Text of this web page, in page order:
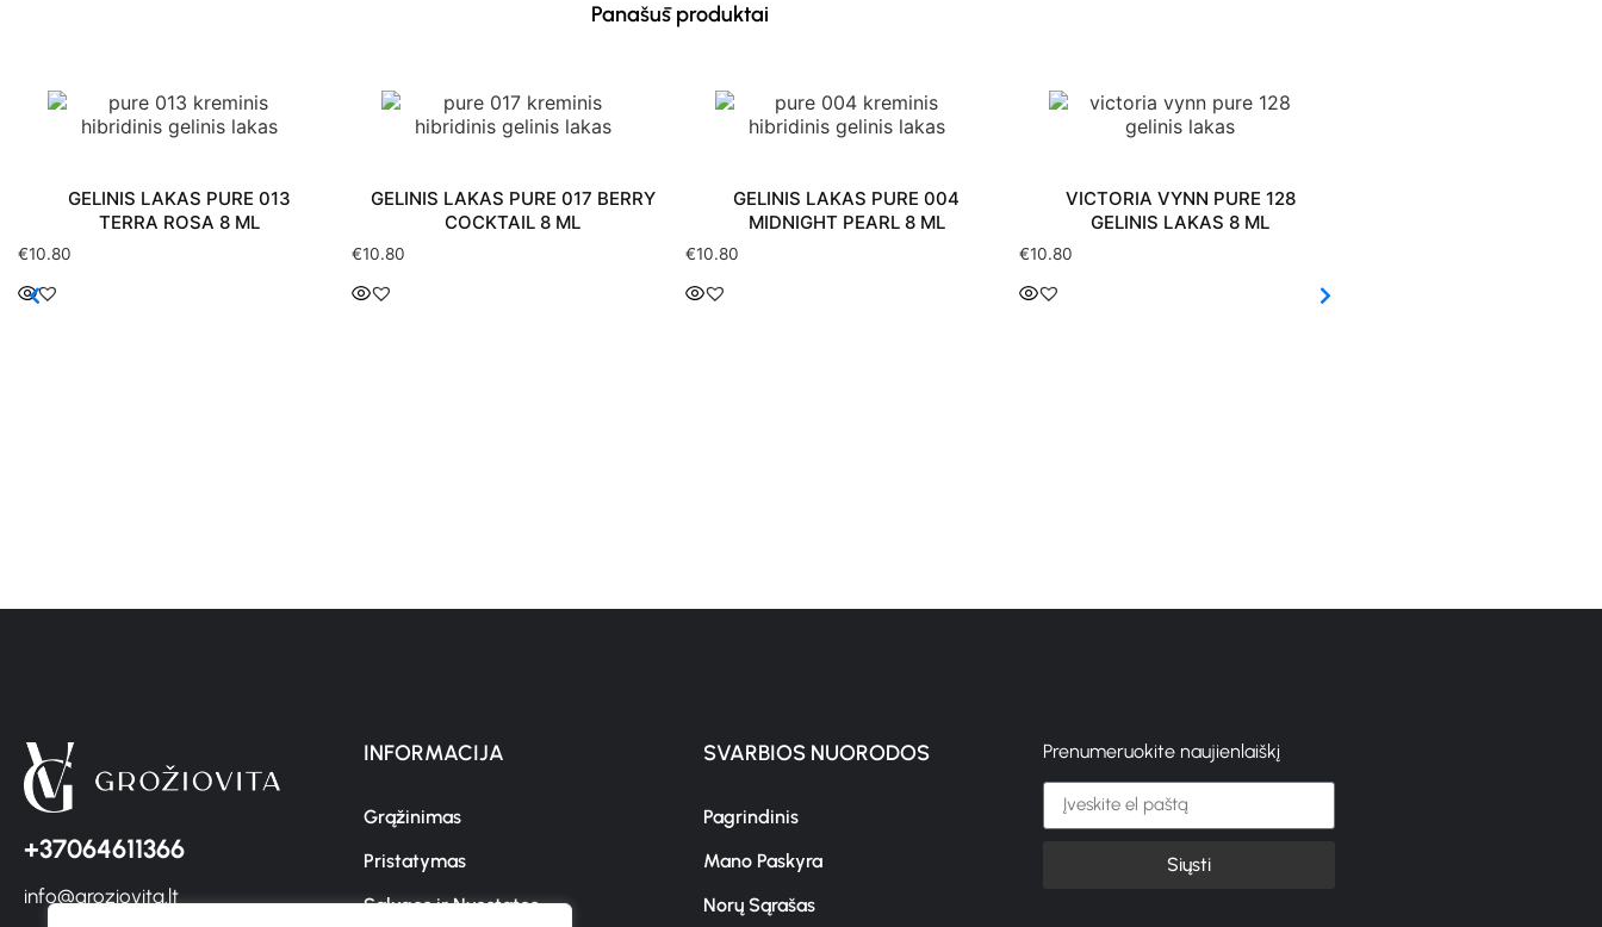
Panašūs produktai
GELINIS LAKAS PURE 013
TERRA ROSA 8 ML
€10.80
GELINIS LAKAS PURE 017 BERRY
COCKTAIL 8 ML
€10.80
GELINIS LAKAS PURE 004
MIDNIGHT PEARL 8 ML
€10.80
VICTORIA VYNN PURE 128
GELINIS LAKAS 8 ML
€10.80
+37064611366
info@groziovita.lt
INFORMACIJA
Grąžinimas
Pristatymas
Sąlygos ir Nuostatos
SVARBIOS NUORODOS
Pagrindinis
Mano Paskyra
Norų Sąrašas
Prenumeruokite naujienlaiškį
Siųsti